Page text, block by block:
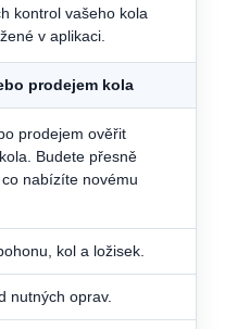
kontrol vašeho kola
v aplikaci.
prodejem kola
prodejem ověřit
Budete přesně
nabízíte novému
kol a ložisek.
nutných oprav.